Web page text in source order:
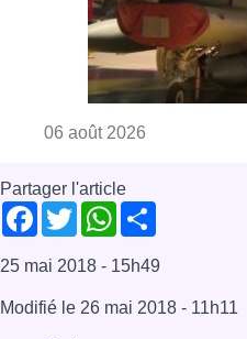
06 août 2026
Partager l'article
Facebook
TwitterWhatsApp
25 mai 2018 - 15h49
Modifié le 26 mai 2018 - 11h11